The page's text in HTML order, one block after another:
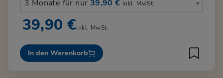
3 Monate für nur 39,90 € inkl. MwSt.
39,90 €inkl. MwSt.
In den Warenkorb